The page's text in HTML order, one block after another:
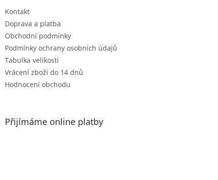
Kontakt
Doprava a platba
Obchodní podmínky
Podmínky ochrany osobních údajů
Tabulka velikostí
Vrácení zboží do 14 dnů
Hodnocení obchodu
Přijímáme online platby